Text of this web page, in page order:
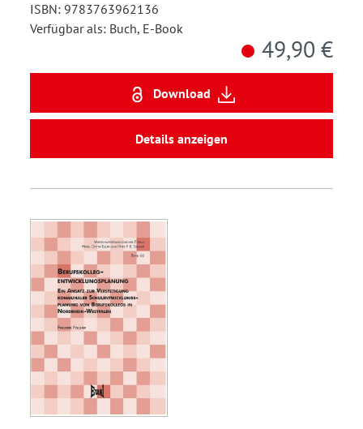
ISBN: 9783763962136
Verfügbar als: Buch, E-Book
49,90 €
Download
Details anzeigen